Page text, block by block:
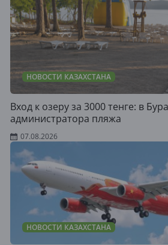
НОВОСТИ КАЗАХСТАНА
Вход к озеру за 3000 тенге: в
администратора пляжа
07.08.2026
НОВОСТИ КАЗАХСТАНА